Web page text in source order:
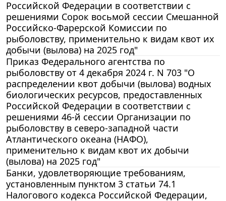
Российской Федерации в соответствии с
решениями Сорок восьмой сессии Смешанной
Российско-Фарерской Комиссии по
рыболовству, применительно к видам квот их
добычи (вылова) на 2025 год"
Приказ Федерального агентства по
рыболовству от 4 декабря 2024 г. N 703 "О
распределении квот добычи (вылова) водных
биологических ресурсов, предоставленных
Российской Федерации в соответствии с
решениями 46-й сессии Организации по
рыболовству в северо-западной части
Атлантического океана (НАФО),
применительно к видам квот их добычи
(вылова) на 2025 год"
Банки, удовлетворяющие требованиям,
установленным пунктом 3 статьи 74.1
Налогового кодекса Российской Федерации,